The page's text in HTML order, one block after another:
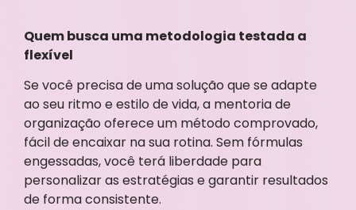
Quem busca uma metodologia testada a
flexível
Se você precisa de uma solução que se adapte
ao seu ritmo e estilo de vida, a mentoria de
organização oferece um método comprovado,
fácil de encaixar na sua rotina. Sem fórmulas
engessadas, você terá liberdade para
personalizar as estratégias e garantir resultados
de forma consistente.